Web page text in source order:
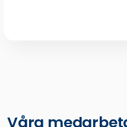
Våra